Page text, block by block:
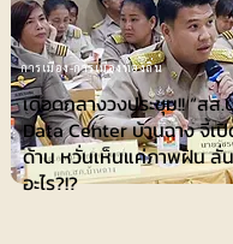
เดือดกลางวงประชุม!! “สส
Data Center บ้านฉาง จี้เ
ด้าน หวั่นเห็นแค่ภาพฝัน ลั่
อะไร?!?
การเมือง-การเมืองท้องถิ่น